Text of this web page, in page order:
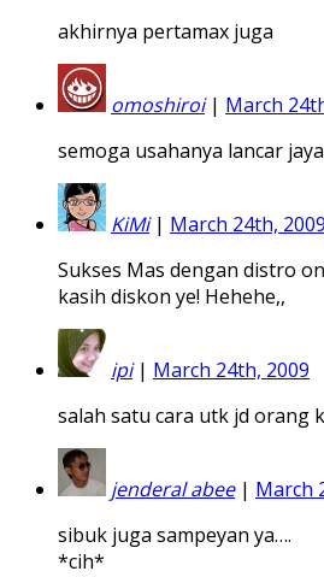
akhirnya pertamax juga
omoshiroi| March
semoga usahanya lancar
KiMi| March 24th, 2009
Sukses Mas dengan distro
kasih diskon ye! Hehehe,,
ipi| March 24th, 2009
salah satu cara utk jd orang
jenderal abee| March
sibuk juga sampeyan ya….
*cih*